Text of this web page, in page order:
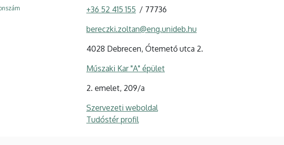
+36 52 415 155 77736
bereczki.zoltan@eng.unideb.hu
4028 Debrecen, Ótemető utca 2.
Műszaki Kar "A" épület
2. emelet, 209/a
Szervezeti weboldal
Tudóstér profil